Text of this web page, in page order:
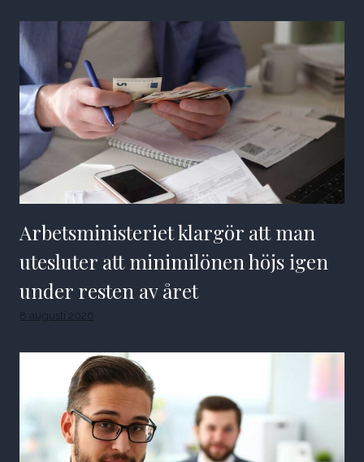
Arbetsministeriet klargör att man
utesluter att minimilönen höjs igen
under resten av året
8 augusti 2026